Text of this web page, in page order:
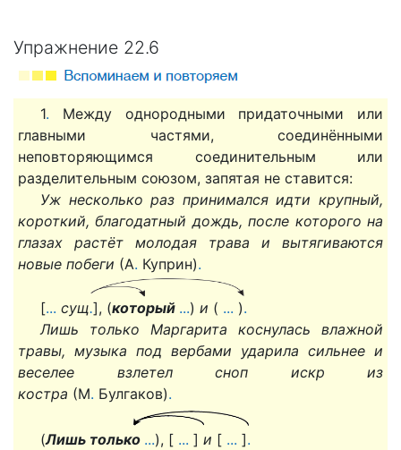
Упражнение 22.6
1. Между однородными придаточными или
главными частями, соединёнными
неповторяющимся соединительным или
разделительным союзом, запятая не ставится:
Уж несколько раз принимался идти крупный,
короткий, благодатный дождь, после которого на
глазах растёт молодая трава и вытягиваются
новые побеги (А. Куприн).
[... сущ.], (который ...) и ( ... ).
Лишь только Маргарита коснулась влажной
травы, музыка под вербами ударила сильнее и
веселее взлетел сноп искр из
костра (М. Булгаков).
(Лишь только ...), [ ... ] и [ ... ].